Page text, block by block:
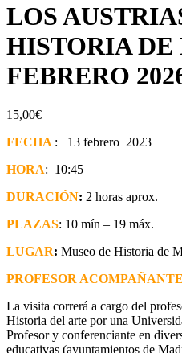
LOS
HISTORIA DE
FEBRERO
15,00€
FECHA : 13 febrero 2023
HORA: 10:45
DURACIÓN: 2 horas aprox.
PLAZAS: 10 mín – 19 máx.
LUGAR: Museo de Historia de
PROFESOR ACOMPAÑANTE
La visita correrá a cargo del
Historia del arte por una
Profesor y conferenciante en
educativas (ayuntamientos de